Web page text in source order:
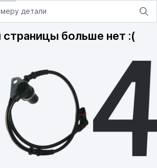
больше нет :(